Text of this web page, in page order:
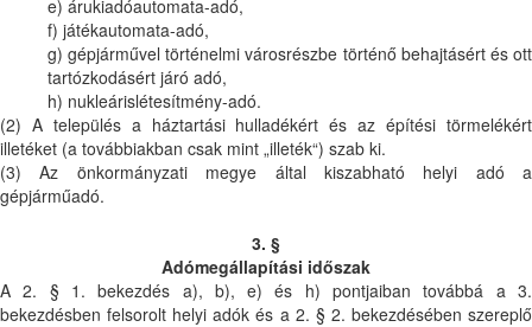
e) árukiadóautomata-adó,
f) játékautomata-adó,
g) gépjárművel történelmi városrészbe történő behajtásért és ott
tartózkodásért járó adó,
h) nukleárislétesítmény-adó.
(2) A település a háztartási hulladékért és az építési törmelékért
illetéket (a továbbiakban csak mint „illeték“) szab ki.
(3) Az önkormányzati megye által kiszabható helyi adó a
gépjárműadó.
3. §
Adómegállapítási időszak
A 2. § 1. bekezdés a), b), e) és h) pontjaiban továbbá a 3.
bekezdésben felsorolt helyi adók és a 2. § 2. bekezdésében szereplő